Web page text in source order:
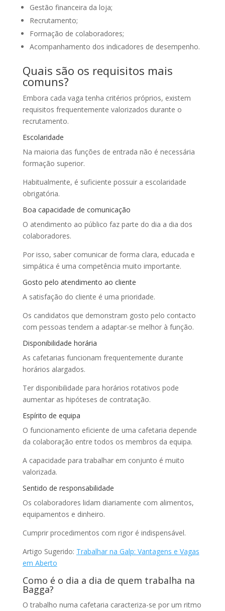
Gestão financeira da loja;
Recrutamento;
Formação de colaboradores;
Acompanhamento dos indicadores de desempenho.
Quais são os requisitos mais
comuns?
Embora cada vaga tenha critérios próprios, existem
requisitos frequentemente valorizados durante o
recrutamento.
Escolaridade
Na maioria das funções de entrada não é necessária
formação superior.
Habitualmente, é suficiente possuir a escolaridade
obrigatória.
Boa capacidade de comunicação
O atendimento ao público faz parte do dia a dia dos
colaboradores.
Por isso, saber comunicar de forma clara, educada e
simpática é uma competência muito importante.
Gosto pelo atendimento ao cliente
A satisfação do cliente é uma prioridade.
Os candidatos que demonstram gosto pelo contacto
com pessoas tendem a adaptar-se melhor à função.
Disponibilidade horária
As cafetarias funcionam frequentemente durante
horários alargados.
Ter disponibilidade para horários rotativos pode
aumentar as hipóteses de contratação.
Espírito de equipa
O funcionamento eficiente de uma cafetaria depende
da colaboração entre todos os membros da equipa.
A capacidade para trabalhar em conjunto é muito
valorizada.
Sentido de responsabilidade
Os colaboradores lidam diariamente com alimentos,
equipamentos e dinheiro.
Cumprir procedimentos com rigor é indispensável.
Artigo Sugerido: Trabalhar na Galp: Vantagens e Vagas
em Aberto
Como é o dia a dia de quem trabalha na
Bagga?
O trabalho numa cafetaria caracteriza-se por um ritmo